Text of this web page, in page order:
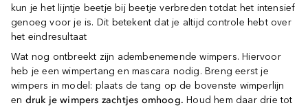
kun je het lijntje beetje bij beetje verbreden totdat het intensief
genoeg voor je is. Dit betekent dat je altijd controle hebt over
het eindresultaat
Wat nog ontbreekt zijn adembenemende wimpers. Hiervoor
heb je een wimpertang en mascara nodig. Breng eerst je
wimpers in model: plaats de tang op de bovenste wimperlijn
en druk je wimpers zachtjes omhoog. Houd hem daar drie tot